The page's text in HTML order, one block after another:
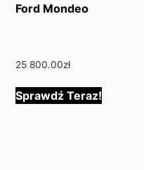
Ford Mondeo
25 800.00zł
Sprawdź Teraz!